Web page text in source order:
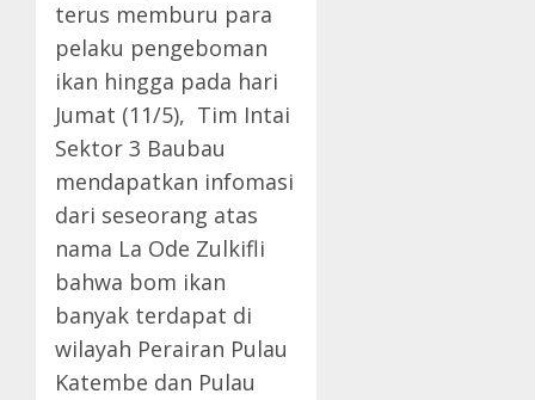
terus memburu para
pelaku pengeboman
ikan hingga pada hari
Jumat (11/5), Tim Intai
Sektor 3 Baubau
mendapatkan infomasi
dari seseorang atas
nama La Ode Zulkifli
bahwa bom ikan
banyak terdapat di
wilayah Perairan Pulau
Katembe dan Pulau